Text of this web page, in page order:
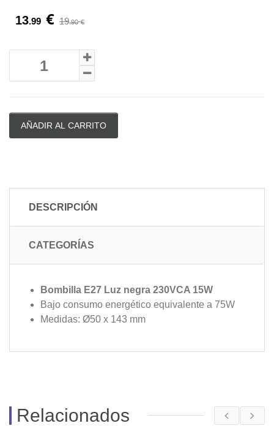
13.99 € 19.90 €
AÑADIR AL CARRITO
DESCRIPCIÓN
CATEGORÍAS
Bombilla E27 Luz negra 230VCA 15W
Bajo consumo energético equivalente a 75W
Medidas: Ø50 x 143 mm
Relacionados